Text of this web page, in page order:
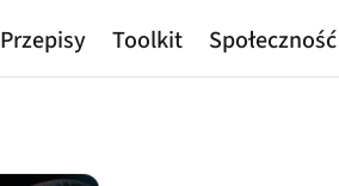
Przepisy Toolkit Społeczność